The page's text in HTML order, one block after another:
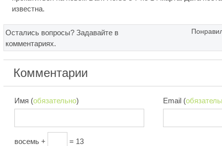
известна.
Остались вопросы? Задавайте в
комментариях.
Комментарии
Имя (обязательно) Email (
восемь + = 13